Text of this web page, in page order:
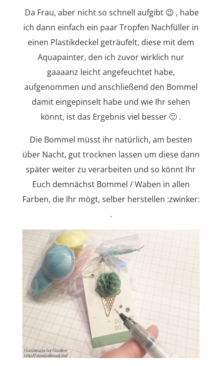
Da Frau, aber nicht so schnell aufgibt 😉 , habe
ich dann einfach ein paar Tropfen Nachfüller in
einen Plastikdeckel geträufelt, diese mit dem
Aquapainter, den ich zuvor wirklich nur
gaaaanz leicht angefeuchtet habe,
aufgenommen und anschließend den Bommel
damit eingepinselt habe und wie Ihr sehen
könnt, ist das Ergebnis viel besser 🙂 .
Die Bommel müsst ihr natürlich, am besten
über Nacht, gut trocknen lassen um diese dann
später weiter zu verarbeiten und so könnt Ihr
Euch demnächst Bommel / Waben in allen
Farben, die Ihr mögt, selber herstellen :zwinker:
.